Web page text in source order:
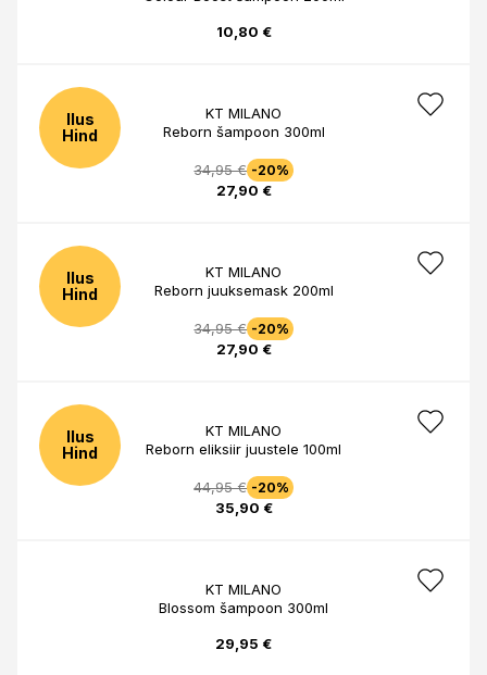
10,80 €
Ilus
Hind
KT MILANO
Reborn šampoon 300ml
34,95 € -20%
27,90 €
Ilus
Hind
KT MILANO
Reborn juuksemask 200ml
34,95 € -20%
27,90 €
Ilus
Hind
KT MILANO
Reborn eliksiir juustele 100ml
44,95 € -20%
35,90 €
KT MILANO
Blossom šampoon 300ml
29,95 €